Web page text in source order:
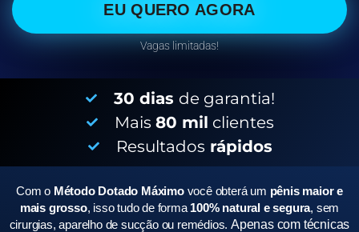
EU QUERO AGORA
Vagas limitadas!
30 dias de garantia!
Mais 80 mil clientes
Resultados rápidos
Com o Método Dotado Máximo você obterá um pênis maior e
mais grosso, isso tudo de forma 100% natural e segura, sem
cirurgias, aparelho de sucção ou remédios.Apenas com técnicas